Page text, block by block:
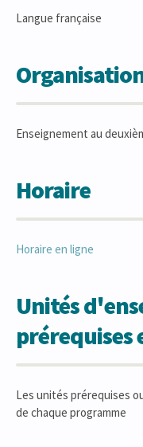
Langue française
Enseignement au
Horaire
Horaire en ligne
Unités
prérequises
Les unités prérequises
de chaque programme